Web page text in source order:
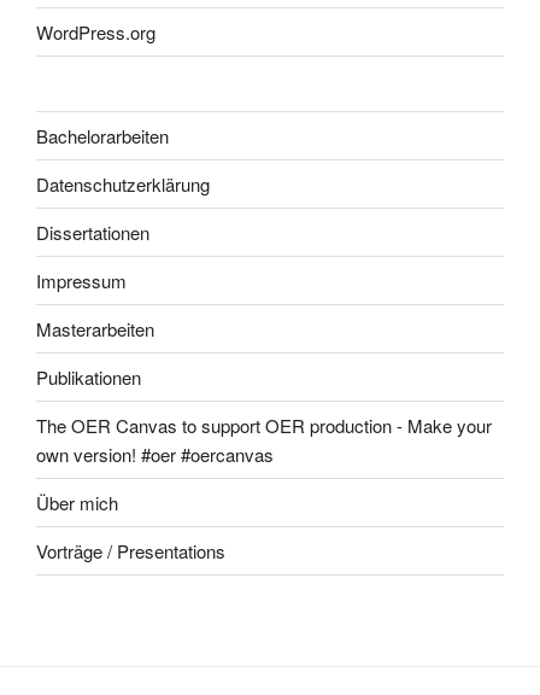
WordPress.org
Bachelorarbeiten
Datenschutzerklärung
Dissertationen
Impressum
Masterarbeiten
Publikationen
The OER Canvas to support OER production - Make your
own version! #oer #oercanvas
Über mich
Vorträge / Presentations